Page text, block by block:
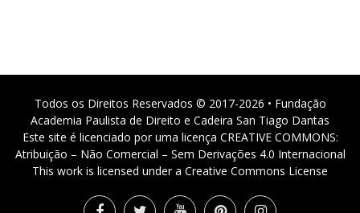
Todos os Direitos Reservados © 2017-2026 • Fundação
Academia Paulista de Direito e Cadeira San Tiago Dantas
Este site é licenciado por uma licença CREATIVE COMMONS:
Atribuição – Não Comercial – Sem Derivações 4.0 Internacional
This work is licensed under a Creative Commons License